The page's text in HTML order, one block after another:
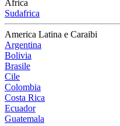
Africa
Sudafrica
America Latina e Caraibi
Argentina
Bolivia
Brasile
Cile
Colombia
Costa Rica
Ecuador
Guatemala